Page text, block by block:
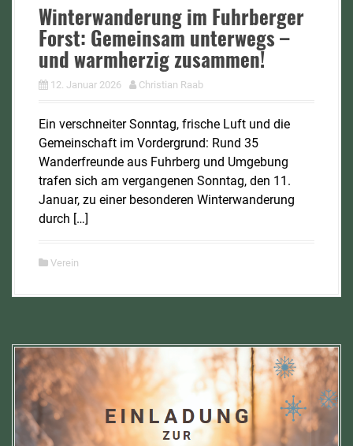
Winterwanderung im Fuhrberger
Forst: Gemeinsam unterwegs –
und warmherzig zusammen!
12. Januar 2026 Christian Raab
Ein verschneiter Sonntag, frische Luft und die
Gemeinschaft im Vordergrund: Rund 35
Wanderfreunde aus Fuhrberg und Umgebung
trafen sich am vergangenen Sonntag, den 11.
Januar, zu einer besonderen Winterwanderung
durch […]
Verein